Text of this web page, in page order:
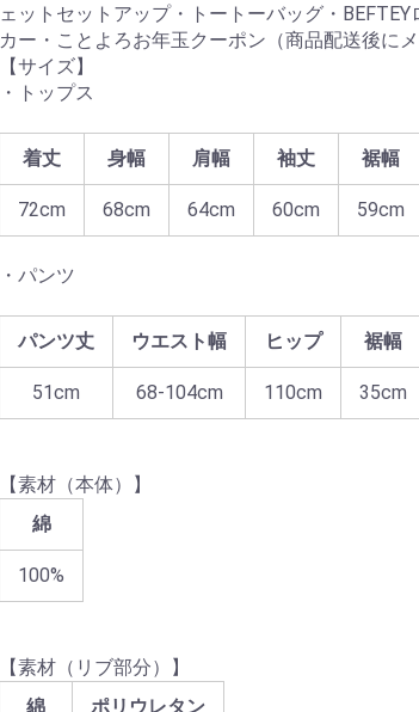
ェットセットアップ・トートーバッグ・
カー・ことよろお年玉クーポン（商品配送後にメ
【サイズ】
・トップス
着丈 身幅 肩幅 袖丈 裾幅
72cm 68cm 64cm 60cm 59cm
・パンツ
パンツ丈 ウエスト幅 ヒップ 裾幅
51cm 68‐104cm 110cm 35cm
【素材（本体）】
綿
100%
【素材（リブ部分）】
綿
ポリウレタン